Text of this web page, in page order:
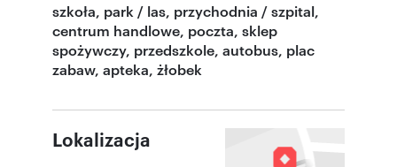
szkoła, park / las, przychodnia / szpital,
centrum handlowe, poczta, sklep
spożywczy, przedszkole, autobus, plac
zabaw, apteka, żłobek
Lokalizacja